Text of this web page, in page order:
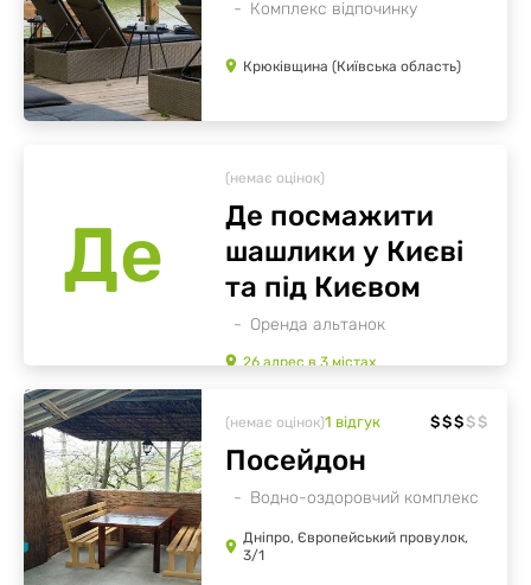
Комплекс відпочинку
Крюківщина (Київська область)
Де
(немає оцінок)
Оренда альтанок
Де посмажити
шашлики у Києві
та під Києвом
26адресв3містах
(немає оцінок)1 відгук $$$ $ $
Водно-оздоровчий комплекс
Посейдон
Дніпро, Європейський провулок,
3/1